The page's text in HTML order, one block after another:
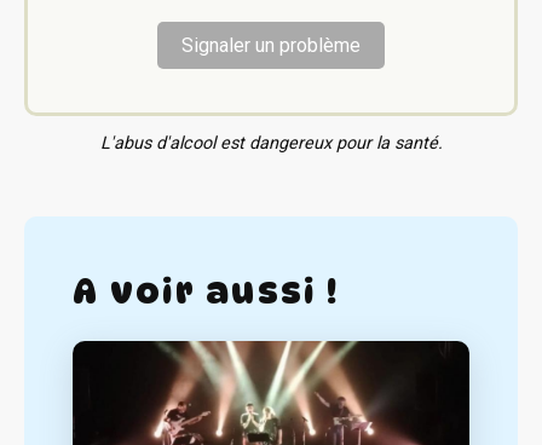
Signaler un problème
L'abus d'alcool est dangereux pour la santé.
A voir aussi !